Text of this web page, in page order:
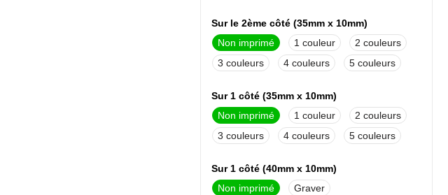
Sur le 2ème côté (35mm x 10mm)
Non imprimé
1
2
3
4 5
Sur 1 côté (35mm x 10mm)
Non imprimé
1
2
3
4 5
Sur 1 côté (40mm x 10mm)
Non imprimé
Graver